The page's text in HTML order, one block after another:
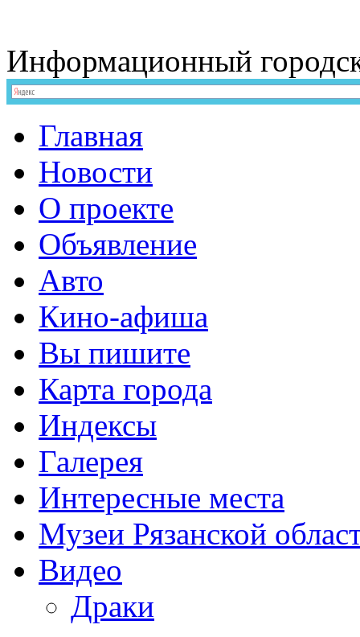
Информационный
Главная
Новости
О проекте
Объявление
Авто
Кино-афиша
Вы пишите
Карта города
Индексы
Галерея
Интересные места
Музеи Рязанской
Видео
Драки